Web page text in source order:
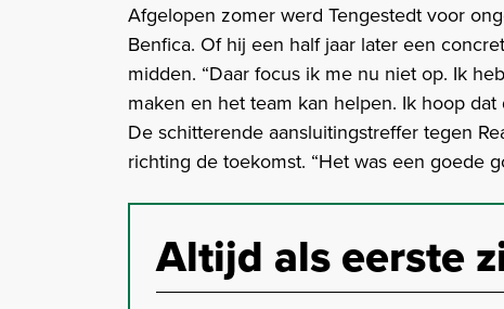
Afgelopen zomer werd Tengestedt voor
Benfica. Of hij een half jaar later een
midden. “Daar focus ik me nu niet op. Ik
maken en het team kan helpen. Ik hoop
De schitterende aansluitingstreffer tegen
richting de toekomst. “Het was een goede
Altijd als eerste